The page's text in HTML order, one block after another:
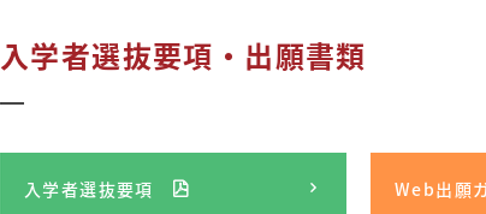
入学者選抜要項・出願書類
入学者選抜要項 Web出願